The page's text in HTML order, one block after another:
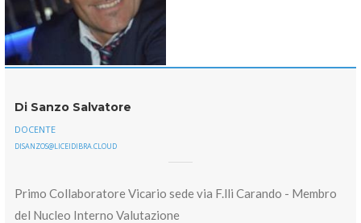
Di Sanzo Salvatore
DOCENTE
DISANZOS@LICEIDIBRA.CLOUD
Primo Collaboratore Vicario sede via F.lli Carando - Membro
del Nucleo Interno Valutazione